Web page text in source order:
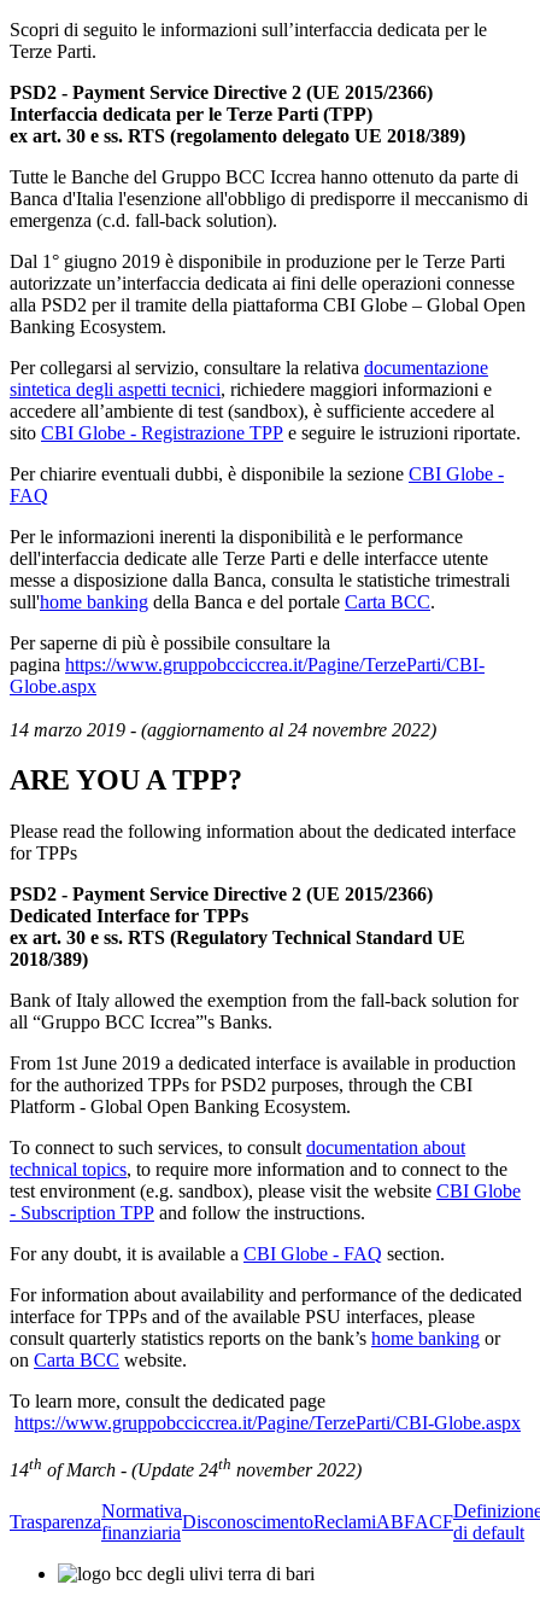
Scopri di seguito le informazioni sull’interfaccia dedicata per le
Terze Parti.
PSD2 - Payment Service Directive 2 (UE 2015/2366)
Interfaccia dedicata per le Terze Parti (TPP)
ex art. 30 e ss. RTS (regolamento delegato UE 2018/389)
Tutte le Banche del Gruppo BCC Iccrea hanno ottenuto da parte di
Banca d'Italia l'esenzione all'obbligo di predisporre il meccanismo di
emergenza (c.d. fall-back solution).
Dal 1° giugno 2019 è disponibile in produzione per le Terze Parti
autorizzate un’interfaccia dedicata ai fini delle operazioni connesse
alla PSD2 per il tramite della piattaforma CBI Globe – Global Open
Banking Ecosystem.
Per collegarsi al servizio, consultare la relativa documentazione
sintetica degli aspetti tecnici, richiedere maggiori informazioni e
accedere all’ambiente di test (sandbox), è sufficiente accedere al
sito CBI Globe - Registrazione TPP e seguire le istruzioni riportate.
Per chiarire eventuali dubbi, è disponibile la sezione CBI Globe -
FAQ
Per le informazioni inerenti la disponibilità e le performance
dell'interfaccia dedicate alle Terze Parti e delle interfacce utente
messe a disposizione dalla Banca, consulta le statistiche trimestrali
sull'home banking della Banca e del portale Carta BCC.
Per saperne di più è possibile consultare la
pagina https://www.gruppobcciccrea.it/Pagine/TerzeParti/CBI-
Globe.aspx
14 marzo 2019 - (aggiornamento al 24 novembre 2022)
ARE YOU A TPP?
Please read the following information about the dedicated interface
for TPPs
PSD2 - Payment Service Directive 2 (UE 2015/2366)
Dedicated Interface for TPPs
ex art. 30 e ss. RTS (Regulatory Technical Standard UE
2018/389)
Bank of Italy allowed the exemption from the fall-back solution for
all “Gruppo BCC Iccrea”'s Banks.
From 1st June 2019 a dedicated interface is available in production
for the authorized TPPs for PSD2 purposes, through the CBI
Platform - Global Open Banking Ecosystem.
To connect to such services, to consult documentation about
technical topics, to require more information and to connect to the
test environment (e.g. sandbox), please visit the website CBI Globe
- Subscription TPP and follow the instructions.
For any doubt, it is available a CBI Globe - FAQ section.
For information about availability and performance of the dedicated
interface for TPPs and of the available PSU interfaces, please
consult quarterly statistics reports on the bank’s home banking or
on Carta BCC website.
To learn more, consult the dedicated page
https://www.gruppobcciccrea.it/Pagine/TerzeParti/CBI-Globe.aspx
14th of March - (Update 24th november 2022)
Trasparenza
Normativa
finanziaria
DisconoscimentoReclamiABFACF
di default